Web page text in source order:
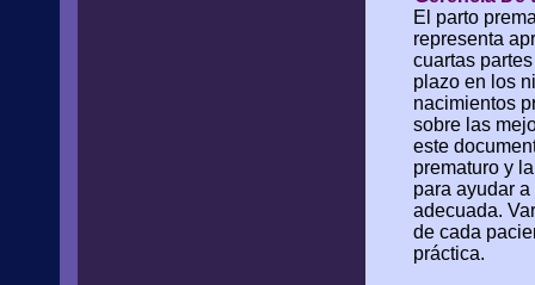
El parto
representa
cuartas
plazo en los
nacimientos
sobre las
este
prematuro y
para ayudar
adecuada.
de cada
práctica.